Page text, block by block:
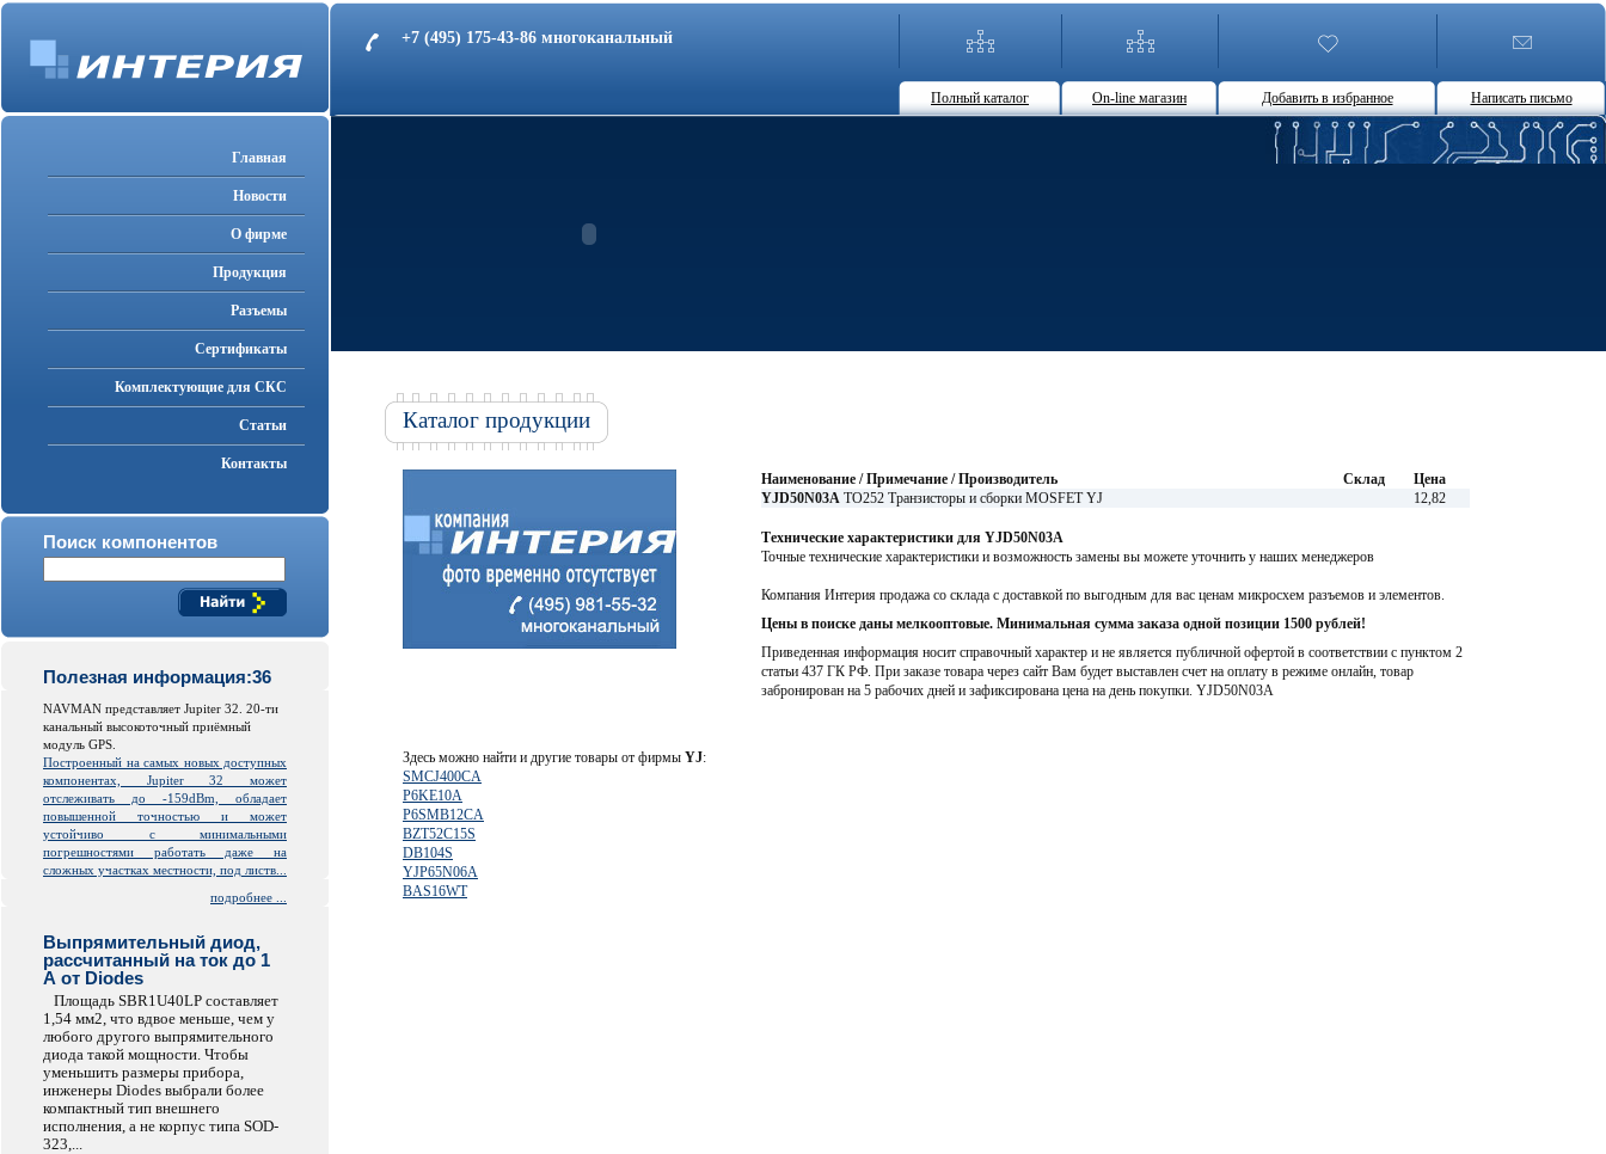
+7 (495) 175-43-86 многоканальный
Полный каталог On-line магазин Добавить в избранное Написать письмо
Главная
Новости
О фирме
Продукция
Разъемы
Cертификаты
Комплектующие для СКС
Статьи
Контакты
Поиск компонентов
Полезная информация:36
NAVMAN представляет Jupiter 32. 20-ти
канальный высокоточный приёмный
модуль GPS.
Построенный на самых новых доступных
компонентах, Jupiter 32 может
отслеживать до -159dBm, обладает
повышенной точностью и может
устойчиво с минимальными
погрешностями работать даже на
сложных участках местности, под листв...
подробнее ...
Выпрямительный диод,
рассчитанный на ток до 1
А от Diodes
Площадь SBR1U40LP составляет
1,54 мм2, что вдвое меньше, чем у
любого другого выпрямительного
диода такой мощности. Чтобы
уменьшить размеры прибора,
инженеры Diodes выбрали более
компактный тип внешнего
исполнения, а не корпус типа SOD-
323,...
Каталог продукции
Наименование / Примечание / Производитель Склад
Цена
YJD50N03A TO252 Транзисторы и сборки MOSFET YJ 12,82
Технические характеристики для YJD50N03A
Точные технические характеристики и возможность замены вы можете уточнить у наших менеджеров
Компания Интерия продажа со склада с доставкой по выгодным для вас ценам микросхем разъемов и элементов.
Цены в поиске даны мелкооптовые. Минимальная сумма заказа одной позиции 1500 рублей!
Приведенная информация носит справочный характер и не является публичной офертой в соответствии с пунктом 2
статьи 437 ГК РФ. При заказе товара через сайт Вам будет выставлен счет на оплату в режиме онлайн, товар
забронирован на 5 рабочих дней и зафиксирована цена на день покупки. YJD50N03A
Здесь можно найти и другие товары от фирмы YJ:
SMCJ400CA
P6KE10A
P6SMB12CA
BZT52C15S
DB104S
YJP65N06A
BAS16WT